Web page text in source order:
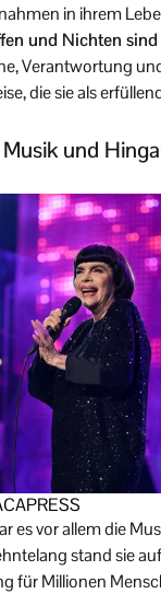
in ihrem
und Nichten
Verantwortung
die sie als
und
es vor allem die
stand sie
für Millionen